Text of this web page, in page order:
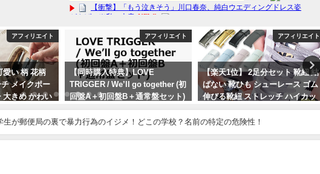
アフィリエイト
愛い 柄 花柄
メイクポー
大きめ かわい
クト 縦型 収納
い 韓国 メイク
アフィリエイト
【同時購入特典】LOVE
TRIGGER / We’ll go together (初
回盤A＋初回盤B＋通常盤セット)
(Snow Manカレンダー 2024.4-
2025.3) [ Snow Man ] の魅力を紹
介します！
アフィリエイト
【楽天1位】 2足分セット 靴紐 結
ばない 靴ひも シューレース ゴム
伸びる靴紐 ストレッチ ハイカッ
ト スニーカー コンバース マグネ
ット 磁石 カプセル バックル
生が郵便局の裏で暴力行為のイジメ！どこの学校？名前の特定の危険性！